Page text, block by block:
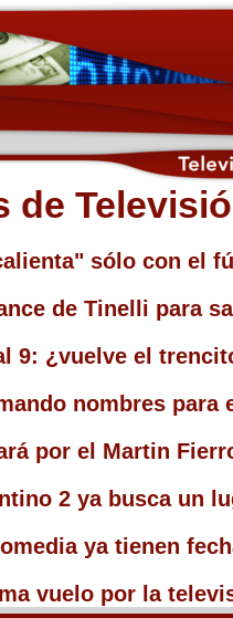
de
sólo con el
de Tinelli para
9: ¿vuelve el
nombres para
por el Martin
2 ya busca un
ya tienen
vuelo por la